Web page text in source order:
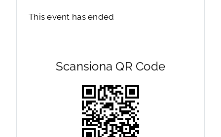
This event has ended
Scansiona QR Code